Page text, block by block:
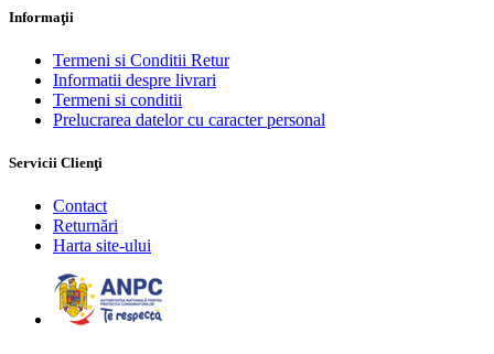
Informaţii
Termeni si Conditii Retur
Informatii despre livrari
Termeni si conditii
Prelucrarea datelor cu caracter personal
Servicii Clienţi
Contact
Returnări
Harta site-ului